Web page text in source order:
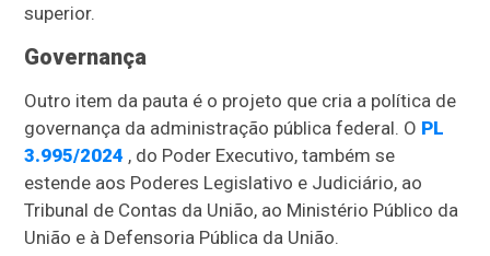
superior.
Governança
Outro item da pauta é o projeto que cria a política de
governança da administração pública federal. O PL
3.995/2024 , do Poder Executivo, também se
estende aos Poderes Legislativo e Judiciário, ao
Tribunal de Contas da União, ao Ministério Público da
União e à Defensoria Pública da União.